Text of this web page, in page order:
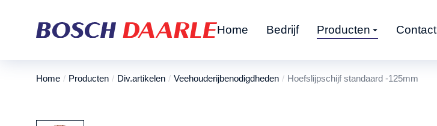
Home Bedrijf Producten Contact
Je bent hier:
Home Producten Div.artikelen Veehouderijbenodigdheden Hoefslijpschijf standaard -125mm